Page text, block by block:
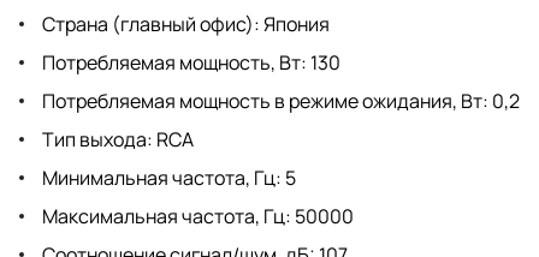
Страна (главный офис): Япония
Потребляемая мощность, Вт: 130
Потребляемая мощность в режиме ожидания, Вт: 0,2
Тип выхода: RCA
Минимальная частота, Гц: 5
Максимальная частота, Гц: 50000